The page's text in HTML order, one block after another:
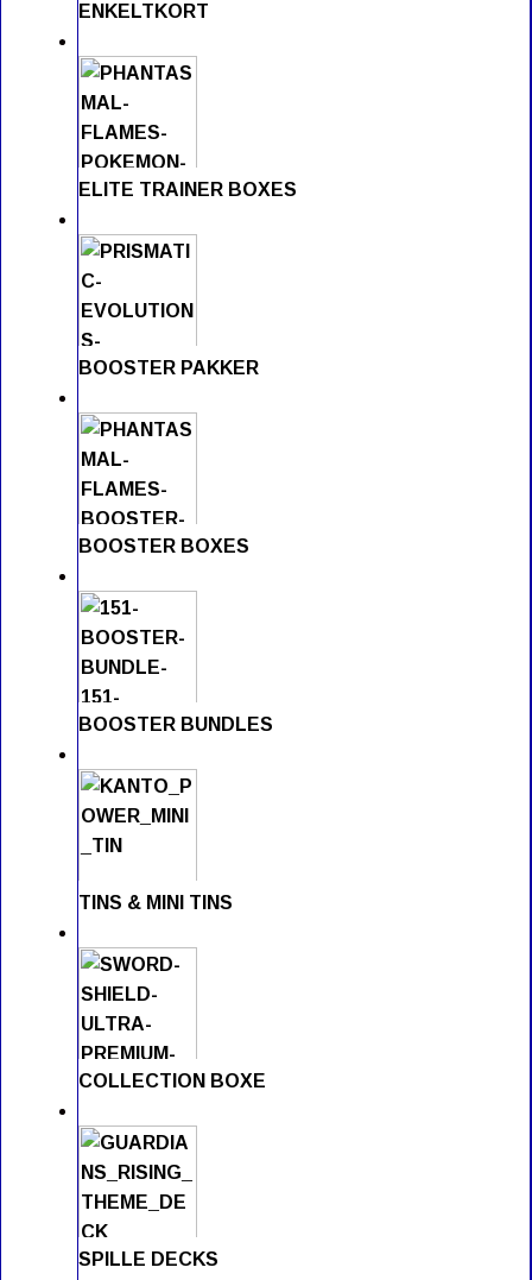
ENKELTKORT
ELITE TRAINER BOXES
BOOSTER PAKKER
BOOSTER BOXES
BOOSTER BUNDLES
TINS & MINI TINS
COLLECTION BOXE
SPILLE DECKS